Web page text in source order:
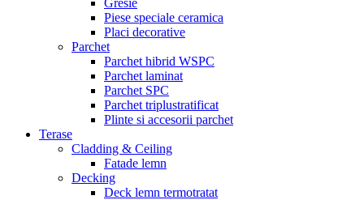
Piese speciale ceramica
Placi decorative
Parchet
Parchet hibrid WSPC
Parchet laminat
Parchet SPC
Parchet triplustratificat
Plinte si accesorii parchet
Terase
Cladding & Ceiling
Fatade lemn
Decking
Deck lemn termotratat